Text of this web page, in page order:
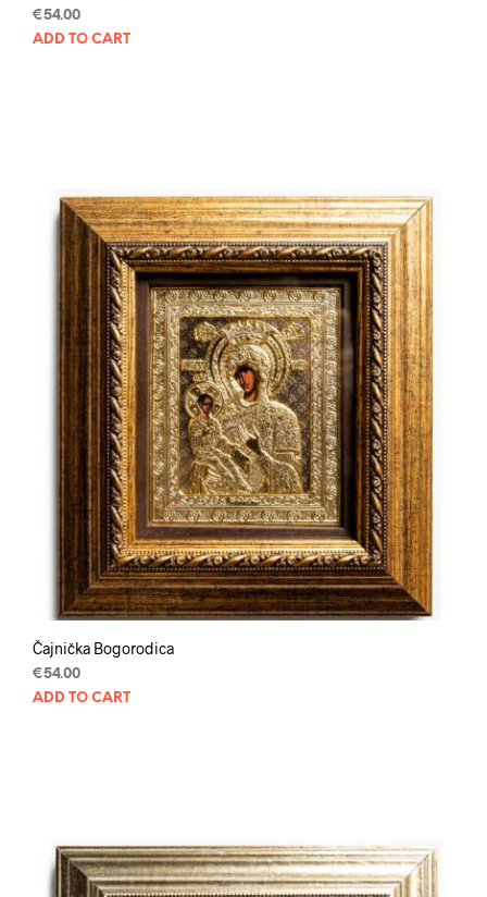
€54.00
ADD TO CART
Čajnička Bogorodica
€54.00
ADD TO CART